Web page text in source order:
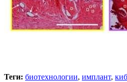
Теги: биотехнологии, имплант,